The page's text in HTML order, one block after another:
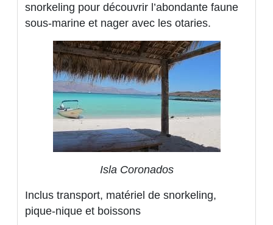
snorkeling pour découvrir l’abondante faune
sous-marine et nager avec les otaries.
Isla Coronados
Inclus transport, matériel de snorkeling,
pique-nique et boissons